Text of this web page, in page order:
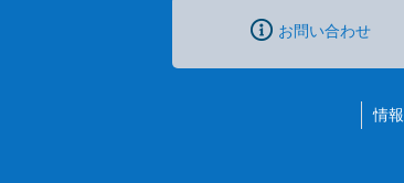
お問い合わせ
情